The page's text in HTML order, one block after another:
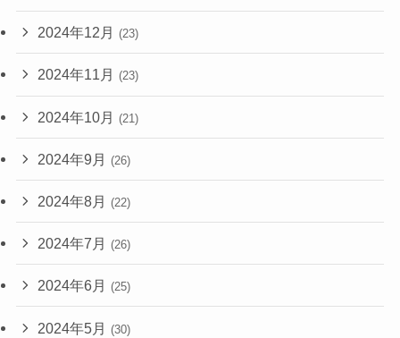
2024年12月 (23)
2024年11月 (23)
2024年10月 (21)
2024年9月 (26)
2024年8月 (22)
2024年7月 (26)
2024年6月 (25)
2024年5月 (30)